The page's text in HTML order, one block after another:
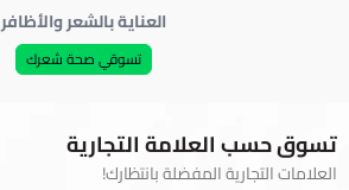
العناية بالشعر والأظافر
تسوقي صحة شعرك
تسوق حسب العلامة التجارية
العلامات التجارية المفضلة بانتظارك!